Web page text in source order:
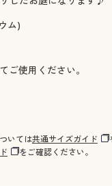
ム)
使用ください。
いては共通サイズガイド
をご確認ください。